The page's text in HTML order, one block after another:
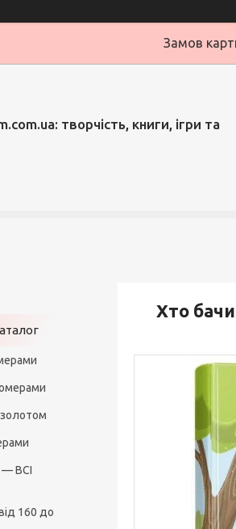
Замов
творчість, книги, ігри та
Хто
— ВСІ
160 до